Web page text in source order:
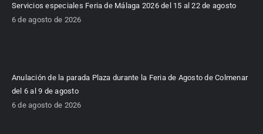
Servicios especiales Feria de Málaga 2026 del 15 al 22 de agosto
6 de agosto de 2026
Anulación de la parada Plaza durante la Feria de Agosto de Colmenar
del 6 al 9 de agosto
6 de agosto de 2026